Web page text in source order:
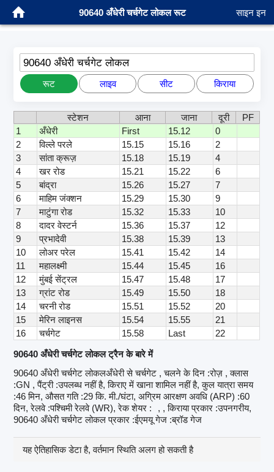
90640 अँधेरी चर्चगेट लोकल रूट साइन इन
90640 अँधेरी चर्चगेट लोकल
रूट लाइव सीट किराया
स्टेशन आना जाना दूरी
PF
1
अँधेरी First 15.12
0
2
विल्ले परले 15.15 15.16
2
3
सांता क्रूज़ 15.18 15.19
4
4
खर रोड 15.21 15.22
6
5
बांद्रा 15.26 15.27
7
6
माहिम जंक्शन 15.29 15.30
9
7
माटुंगा रोड 15.32 15.33
10
8
दादर वेस्टर्न 15.36 15.37
12
9
प्रभादेवी 15.38 15.39
13
10
लोअर परेल 15.41 15.42
14
11
महालक्ष्मी 15.44 15.45
16
12
मुंबई सेंट्रल 15.47 15.48
17
13
ग्रांट रोड 15.49 15.50
18
14
चरनी रोड 15.51 15.52
20
15
मेरिन लाइनस 15.54 15.55
21
16
चर्चगेट 15.58 Last
22
90640 अँधेरी चर्चगेट लोकल ट्रैन के बारे में
90640 अँधेरी चर्चगेट लोकलअँधेरी से चर्चगेट , चलने के दिन :रोज़ , क्लास
:GN , पैंट्री :उपलब्ध नहीं है, किराए में खाना शामिल नहीं है, कुल यात्रा समय
:46 मिन, औसत गति :29 कि. मी./घंटा, अग्रिम आरक्षण अवधि (ARP) :60
दिन, रेलवे :पश्चिमी रेलवे (WR), रेक शेयर :
, , किराया प्रकार :उपनगरीय,
90640 अँधेरी चर्चगेट लोकल प्रकार :ईएमयू गेज :ब्रॉड गेज
यह ऐतिहासिक डेटा है, वर्तमान स्थिति अलग हो सकती है